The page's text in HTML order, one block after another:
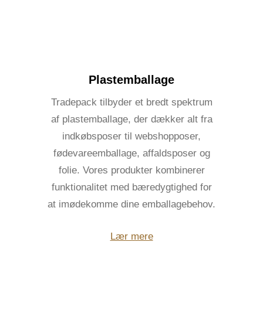
Plastemballage
Tradepack tilbyder et bredt spektrum
af plastemballage, der dækker alt fra
indkøbsposer til webshopposer,
fødevareemballage, affaldsposer og
folie. Vores produkter kombinerer
funktionalitet med bæredygtighed for
at imødekomme dine emballagebehov.
Lær mere